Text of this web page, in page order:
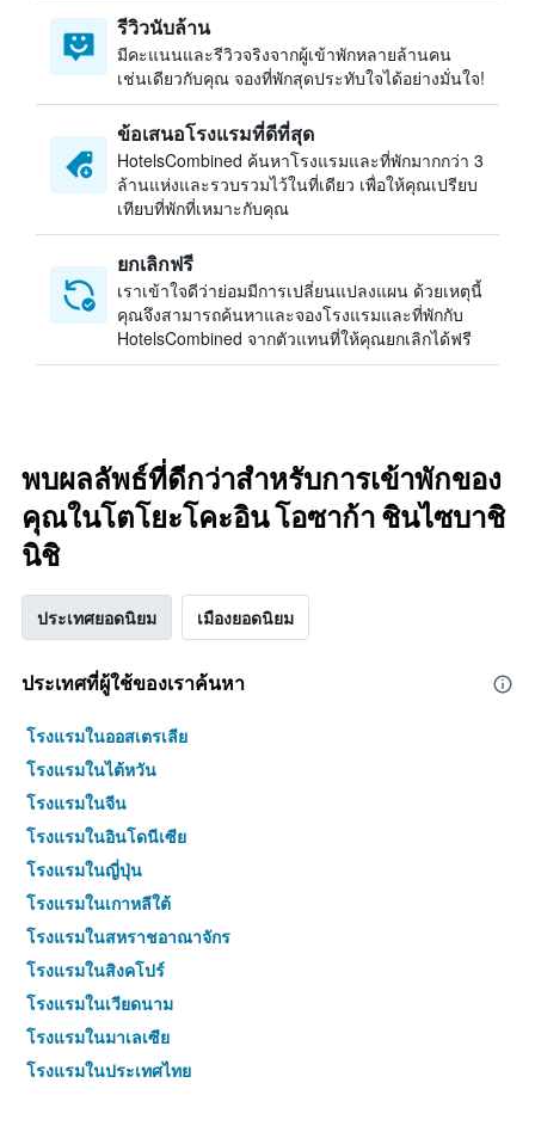
รีวิวนับล้าน
มีคะแนนและรีวิวจริงจากผู้เข้าพักหลายล้านคน
เช่นเดียวกับคุณ จองที่พักสุดประทับใจได้อย่างมั่นใจ!
ข้อเสนอโรงแรมที่ดีที่สุด
HotelsCombined ค้นหาโรงแรมและที่พักมากกว่า 3
ล้านแห่งและรวบรวมไว้ในที่เดียว เพื่อให้คุณเปรียบ
เทียบที่พักที่เหมาะกับคุณ
ยกเลิกฟรี
เราเข้าใจดีว่าย่อมมีการเปลี่ยนแปลงแผน ด้วยเหตุนี้
คุณจึงสามารถค้นหาและจองโรงแรมและที่พักกับ
HotelsCombined จากตัวแทนที่ให้คุณยกเลิกได้ฟรี
พบผลลัพธ์ที่ดีกว่าสำหรับการเข้าพักของ
คุณในโตโยะโคะอิน โอซาก้า ชินไซบาชิ
นิชิ
ประเทศยอดนิยม เมืองยอดนิยม
ประเทศที่ผู้ใช้ของเราค้นหา
โรงแรมในออสเตรเลีย
โรงแรมในไต้หวัน
โรงแรมในจีน
โรงแรมในอินโดนีเซีย
โรงแรมในญี่ปุ่น
โรงแรมในเกาหลีใต้
โรงแรมในสหราชอาณาจักร
โรงแรมในสิงคโปร์
โรงแรมในเวียดนาม
โรงแรมในมาเลเซีย
โรงแรมในประเทศไทย